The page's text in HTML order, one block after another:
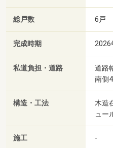
総戸数 6戸
完成時期 2026
私道負担・道路
道路
南側
構造・工法
木造
ュー
施工 -